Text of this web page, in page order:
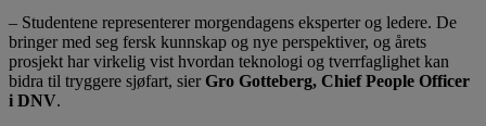
– Studentene representerer morgendagens eksperter og ledere. De
bringer med seg fersk kunnskap og nye perspektiver, og årets
prosjekt har virkelig vist hvordan teknologi og tverrfaglighet kan
bidra til tryggere sjøfart, sierGro Gotteberg, Chief People Officer
i DNV.